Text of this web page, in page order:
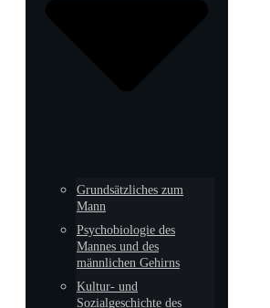
Grundsätzliches zum
Mann
Psychobiologie des
Mannes und des
männlichen Gehirns
Kultur- und
Sozialgeschichte des